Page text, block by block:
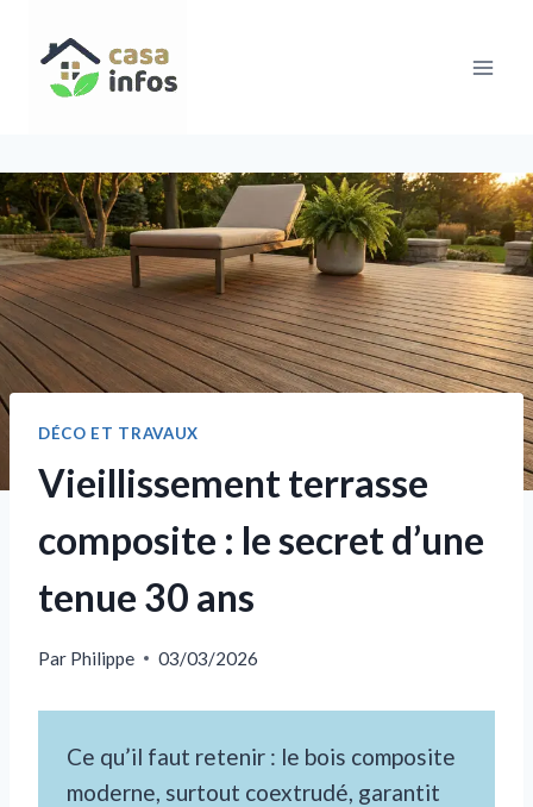
contenu
DÉCO ET TRAVAUX
Vieillissement terrasse
composite : le secret d’une
tenue 30 ans
Par Philippe 03/03/2026
Ce qu’il faut retenir : le bois composite
moderne, surtout coextrudé, garantit